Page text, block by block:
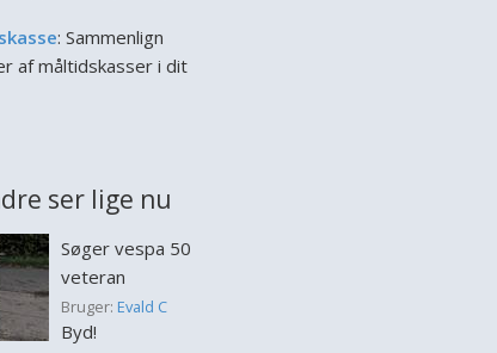
: Sammenlign
af måltidskasser i dit
ser lige nu
Søger vespa 50
veteran
Bruger: Evald C
Byd!